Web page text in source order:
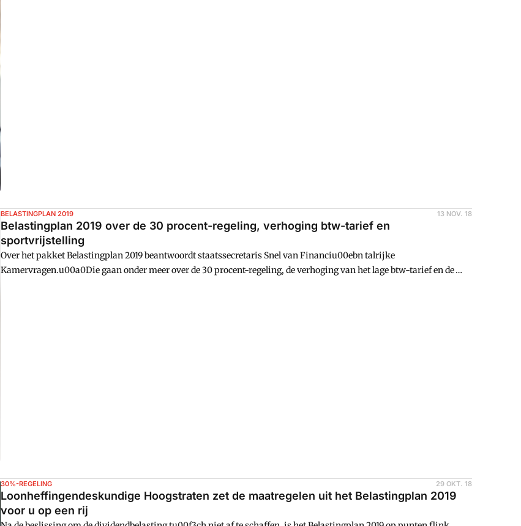
BELASTINGPLAN 2019 13 NOV. 18
Belastingplan 2019 over de 30 procent-regeling, verhoging btw-tarief en
sportvrijstelling
Over het pakket Belastingplan 2019 beantwoordt staatssecretaris Snel van Financiu00ebn talrijke
Kamervragen.u00a0Die gaan onder meer over de 30 procent-regeling, de verhoging van het lage btw-tarief en de
30%-REGELING 29 OKT. 18
Loonheffingendeskundige Hoogstraten zet de maatregelen uit het Belastingplan 2019
voor u op een rij